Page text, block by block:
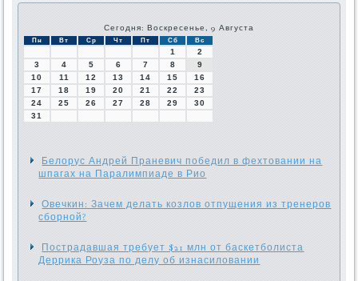
Сегодня: Воскресенье, 9 Августа
Пн Вт Ср Чт Пт Сб Вс
1
2
3
4 5 6 7 8
9
10
11 12 13 14 15
16
17
18 19 20 21 22
23
24
25 26 27 28 29
30
31
Белорус Андрей Праневич победил в фехтовании на
шпагах на Паралимпиаде в Рио
Овечкин: Зачем делать козлов отпущения из тренеров
сборной?
Пострадавшая требует $21 млн от баскетболиста
Деррика Роуза по делу об изнасиловании